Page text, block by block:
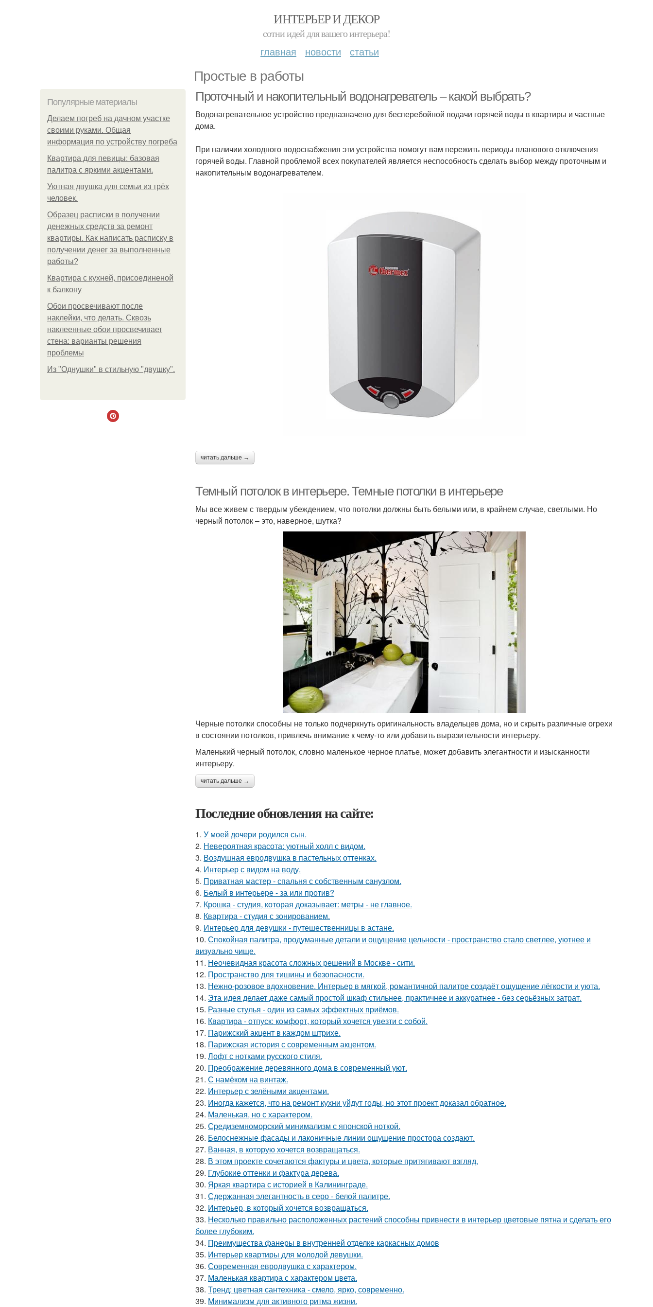
ИНТЕРЬЕР И ДЕКОР
сотни идей для вашего интерьера!
главная новости статьи
Простые в работы
Популярные материалы
Делаем погреб на дачном участке
своими руками. Общая
информация по устройству погреба
Квартира для певицы: базовая
палитра с яркими акцентами.
Уютная двушка для семьи из трёх
человек.
Образец расписки в получении
денежных средств за ремонт
квартиры. Как написать расписку в
получении денег за выполненные
работы?
Квартира с кухней, присоединеной
к балкону
Обои просвечивают после
наклейки, что делать. Сквозь
наклеенные обои просвечивает
стена: варианты решения
проблемы
Из "Однушки" в стильную "двушку".
Проточный и накопительный водонагреватель – какой выбрать?
Водонагревательное устройство предназначено для бесперебойной подачи горячей воды в квартиры и частные
дома.
При наличии холодного водоснабжения эти устройства помогут вам пережить периоды планового отключения
горячей воды. Главной проблемой всех покупателей является неспособность сделать выбор между проточным и
накопительным водонагревателем.
читать дальше →
Темный потолок в интерьере. Темные потолки в интерьере
Мы все живем с твердым убеждением, что потолки должны быть белыми или, в крайнем случае, светлыми. Но
черный потолок – это, наверное, шутка?
Черные потолки способны не только подчеркнуть оригинальность владельцев дома, но и скрыть различные огрехи
в состоянии потолков, привлечь внимание к чему-то или добавить выразительности интерьеру.
Маленький черный потолок, словно маленькое черное платье, может добавить элегантности и изысканности
интерьеру.
читать дальше →
Последние обновления на сайте:
1. У моей дочери родился сын.
2. Невероятная красота: уютный холл с видом.
3. Воздушная евродвушка в пастельных оттенках.
4. Интерьер с видом на воду.
5. Приватная мастер - спальня с собственным санузлом.
6. Белый в интерьере - за или против?
7. Крошка - студия, которая доказывает: метры - не главное.
8. Квартира - студия с зонированием.
9. Интерьер для девушки - путешественницы в астане.
10. Спокойная палитра, продуманные детали и ощущение цельности - пространство стало светлее, уютнее и
визуально чище.
11. Неочевидная красота сложных решений в Москве - сити.
12. Пространство для тишины и безопасности.
13. Нежно-розовое вдохновение. Интерьер в мягкой, романтичной палитре создаёт ощущение лёгкости и уюта.
14. Эта идея делает даже самый простой шкаф стильнее, практичнее и аккуратнее - без серьёзных затрат.
15. Разные стулья - один из самых эффектных приёмов.
16. Квартира - отпуск: комфорт, который хочется увезти с собой.
17. Парижский акцент в каждом штрихе.
18. Парижская история с современным акцентом.
19. Лофт с нотками русского стиля.
20. Преображение деревянного дома в современный уют.
21. С намёком на винтаж.
22. Интерьер с зелёными акцентами.
23. Иногда кажется, что на ремонт кухни уйдут годы, но этот проект доказал обратное.
24. Маленькая, но с характером.
25. Средиземноморский минимализм с японской ноткой.
26. Белоснежные фасады и лаконичные линии ощущение простора создают.
27. Ванная, в которую хочется возвращаться.
28. В этом проекте сочетаются фактуры и цвета, которые притягивают взгляд.
29. Глубокие оттенки и фактура дерева.
30. Яркая квартира с историей в Калининграде.
31. Сдержанная элегантность в серо - белой палитре.
32. Интерьер, в который хочется возвращаться.
33. Несколько правильно расположенных растений способны привнести в интерьер цветовые пятна и сделать его
более глубоким.
34. Преимущества фанеры в внутренней отделке каркасных домов
35. Интерьер квартиры для молодой девушки.
36. Современная евродвушка с характером.
37. Маленькая квартира с характером цвета.
38. Тренд: цветная сантехника - смело, ярко, современно.
39. Минимализм для активного ритма жизни.